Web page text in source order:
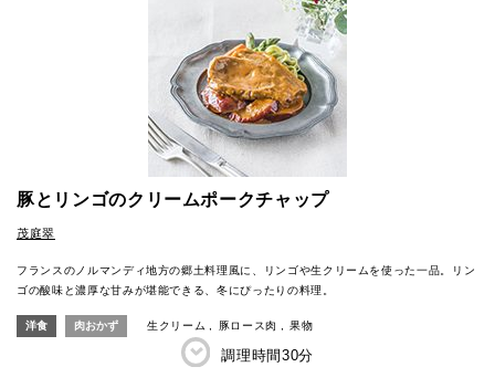
豚とリンゴのクリームポークチャップ
茂庭翠
フランスのノルマンディ地方の郷土料理風に、リンゴや生クリームを使った一品。リン
ゴの酸味と濃厚な甘みが堪能できる、冬にぴったりの料理。
洋食 肉おかず 生クリーム 豚ロース肉 果物
調理時間30分